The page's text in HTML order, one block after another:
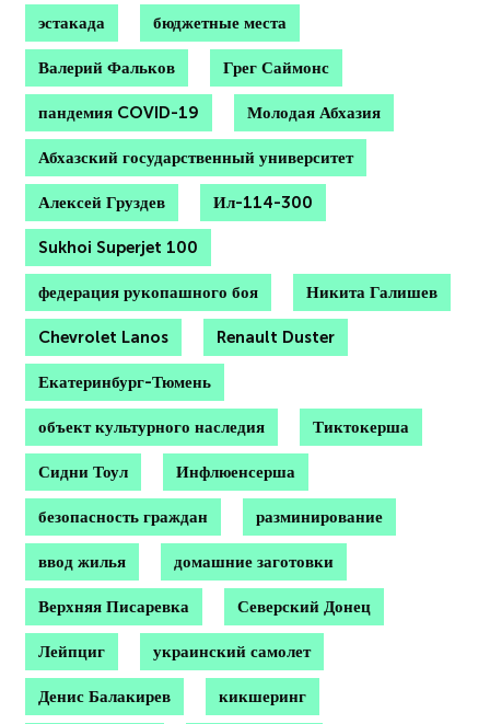
эстакада бюджетные места
Валерий Фальков Грег Саймонс
пандемия COVID-19 Молодая Абхазия
Абхазский государственный университет
Алексей Груздев Ил-114-300
Sukhoi Superjet 100
федерация рукопашного боя Никита Галишев
Chevrolet Lanos Renault Duster
Екатеринбург-Тюмень
объект культурного наследия Тиктокерша
Сидни Тоул Инфлюенсерша
безопасность граждан разминирование
ввод жилья домашние заготовки
Верхняя Писаревка Северский Донец
Лейпциг украинский самолет
Денис Балакирев кикшеринг